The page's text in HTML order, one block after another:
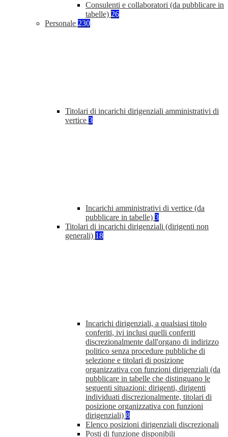
Consulenti e collaboratori (da pubblicare in
tabelle) 26
Personale 230
Titolari di incarichi dirigenziali amministrativi di
vertice 3
Incarichi amministrativi di vertice (da
pubblicare in tabelle) 3
Titolari di incarichi dirigenziali (dirigenti non
generali) 18
Incarichi dirigenziali, a qualsiasi titolo
conferiti, ivi inclusi quelli conferiti
discrezionalmente dall'organo di indirizzo
politico senza procedure pubbliche di
selezione e titolari di posizione
organizzativa con funzioni dirigenziali (da
pubblicare in tabelle che distinguano le
seguenti situazioni: dirigenti, dirigenti
individuati discrezionalmente, titolari di
posizione organizzativa con funzioni
dirigenziali) 8
Elenco posizioni dirigenziali discrezionali
Posti di funzione disponibili